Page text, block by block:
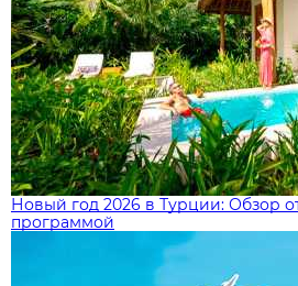
Новый год 2026 в Турции: Обзор
программой